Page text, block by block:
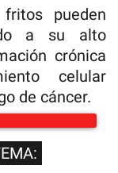
pueden
a su alto
crónica
celular
de cáncer.